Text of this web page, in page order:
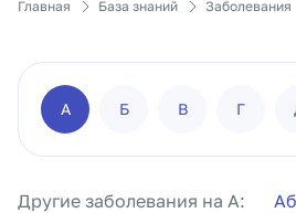
Главная База знаний Заболевания
А Б В Г
Другие заболевания на А: